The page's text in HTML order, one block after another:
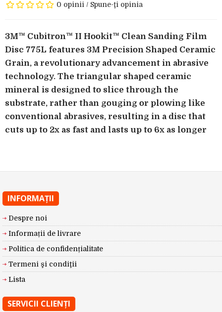
0 opinii / Spune-ţi opinia
3M™ Cubitron™ II Hookit™ Clean Sanding Film
Disc 775L features 3M Precision Shaped Ceramic
Grain, a revolutionary advancement in abrasive
technology. The triangular shaped ceramic
mineral is designed to slice through the
substrate, rather than gouging or plowing like
conventional abrasives, resulting in a disc that
cuts up to 2x as fast and lasts up to 6x as longer
INFORMAŢII
Despre noi
Informații de livrare
Politica de confidențialitate
Termeni şi condiţii
Lista
SERVICII CLIENŢI